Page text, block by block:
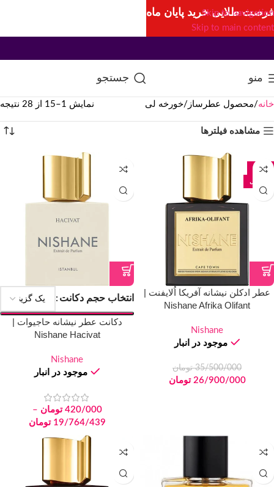
Skip to navigation
Skip to main content
منو جستجو
خانه محصول عطرساز خورخه لی نمایش 1–15 از 28 نتیجه
مشاهده فیلترها
-24%
عطر ادکلن نیشانه آفریکا اُلایفنت |
Nishane Afrika Olifant
Nishane
موجود در انبار
35/500/000 تومان
26/900/000 تومان
انتخاب حجم دکانت
دکانت عطر نیشانه حاجیوات |
Nishane Hacivat
Nishane
موجود در انبار
420/000 تومان –
19/764/439 تومان
فرصت طلایی خرید پایان ماه